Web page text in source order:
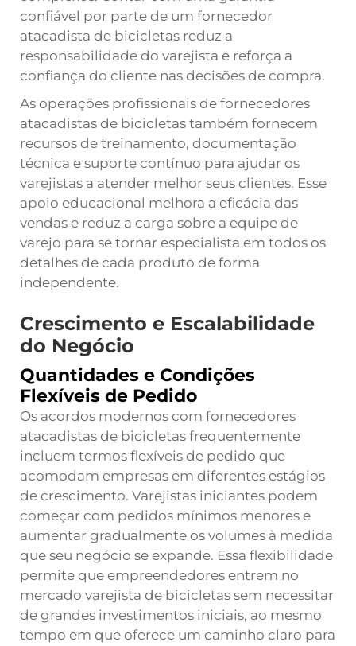
confiável por parte de um fornecedor
atacadista de bicicletas reduz a
responsabilidade do varejista e reforça a
confiança do cliente nas decisões de compra.
As operações profissionais de fornecedores
atacadistas de bicicletas também fornecem
recursos de treinamento, documentação
técnica e suporte contínuo para ajudar os
varejistas a atender melhor seus clientes. Esse
apoio educacional melhora a eficácia das
vendas e reduz a carga sobre a equipe de
varejo para se tornar especialista em todos os
detalhes de cada produto de forma
independente.
Crescimento e Escalabilidade
do Negócio
Quantidades e Condições
Flexíveis de Pedido
Os acordos modernos com fornecedores
atacadistas de bicicletas frequentemente
incluem termos flexíveis de pedido que
acomodam empresas em diferentes estágios
de crescimento. Varejistas iniciantes podem
começar com pedidos mínimos menores e
aumentar gradualmente os volumes à medida
que seu negócio se expande. Essa flexibilidade
permite que empreendedores entrem no
mercado varejista de bicicletas sem necessitar
de grandes investimentos iniciais, ao mesmo
tempo em que oferece um caminho claro para